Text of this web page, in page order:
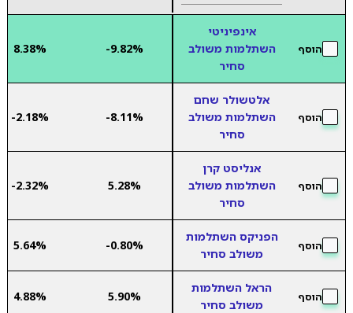
הוסף
אינפיניטי
השתלמות משולב
סחיר
-9.82%
8.38%
הוסף
אלטשולר שחם
השתלמות משולב
סחיר
-8.11%
-2.18%
הוסף
אנליסט קרן
השתלמות משולב
סחיר
5.28%
-2.32%
הוסף
הפניקס השתלמות
משולב סחיר
-0.80%
5.64%
הוסף
הראל השתלמות
משולב סחיר
5.90%
4.88%